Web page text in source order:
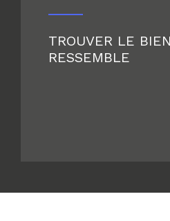
TROUVER LE
RESSEMBLE